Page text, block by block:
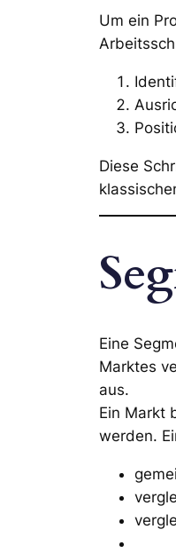
Um ein
Diese
Eine
Marktes
aus.
Ein Markt
werden.